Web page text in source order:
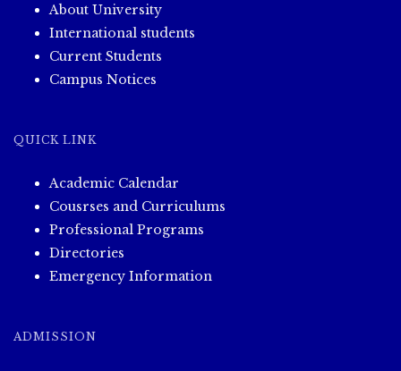
ပညာ
တက္ကသိုလ်(ကျောက်
ရာသီ
သစ်ပင်
About University
International students
Current Students
Campus Notices
QUICK LINK
Academic Calendar
Cousrses and Curriculums
Professional Programs
Directories
Emergency Information
ADMISSION